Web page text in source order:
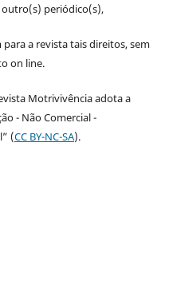
periódico(s),
a revista tais direitos, sem
on line.
Motrivivência adota a
- Não Comercial -
(CC BY-NC-SA).